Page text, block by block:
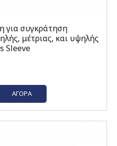
για συγκράτηση
μέτριας, και υψηλής
Sleeve
ΑΓΟΡΆ